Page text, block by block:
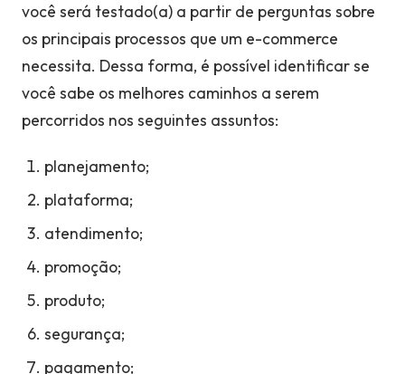
você será testado(a) a partir de perguntas sobre
os principais processos que um e-commerce
necessita. Dessa forma, é possível identificar se
você sabe os melhores caminhos a serem
percorridos nos seguintes assuntos:
planejamento;
plataforma;
atendimento;
promoção;
produto;
segurança;
pagamento;